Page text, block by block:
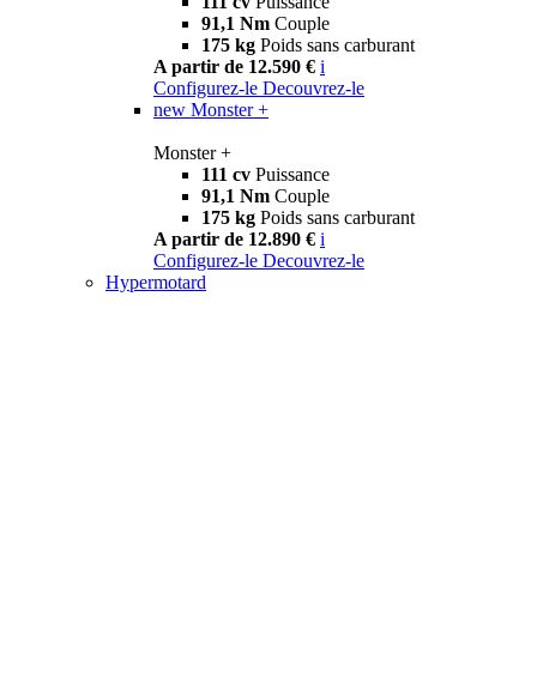
91,1 Nm Couple
175 kg Poids sans carburant
A partir de 12.590 € i
Configurez-le Decouvrez-le
new Monster +
Monster +
111 cv Puissance
91,1 Nm Couple
175 kg Poids sans carburant
A partir de 12.890 € i
Configurez-le Decouvrez-le
Hypermotard